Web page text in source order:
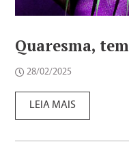
Quaresma,
28/02/2025
LEIA MAIS